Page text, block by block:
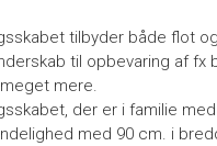
tilbyder både flot
til opbevaring af fx
mere.
der er i familie
med 90 cm. i